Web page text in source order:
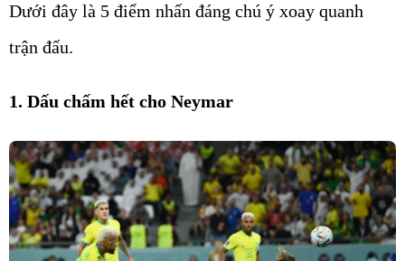
Dưới đây là 5 điểm nhấn đáng chú ý xoay quanh
trận đấu.
1. Dấu chấm hết cho Neymar